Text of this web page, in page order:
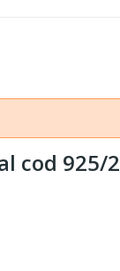
cod 925/2